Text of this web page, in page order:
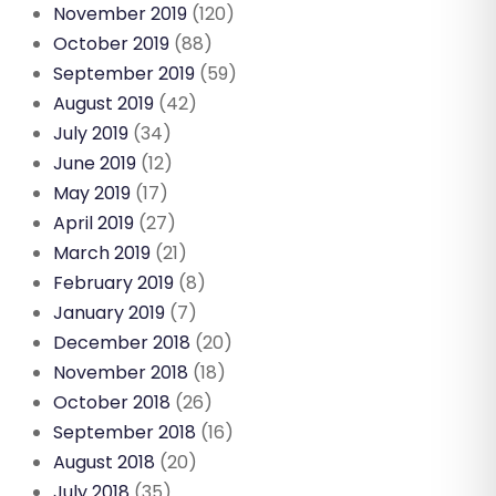
November 2019 (120)
October 2019 (88)
September 2019 (59)
August 2019 (42)
July 2019 (34)
June 2019 (12)
May 2019 (17)
April 2019 (27)
March 2019 (21)
February 2019 (8)
January 2019 (7)
December 2018 (20)
November 2018 (18)
October 2018 (26)
September 2018 (16)
August 2018 (20)